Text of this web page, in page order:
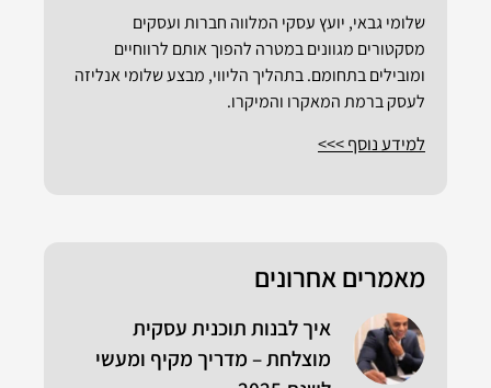
שלומי גבאי, יועץ עסקי המלווה חברות ועסקים
מסקטורים מגוונים במטרה להפוך אותם לרווחיים
ומובילים בתחומם. בתהליך הליווי, מבצע שלומי אנליזה
לעסק ברמת המאקרו והמיקרו.
למידע נוסף >>>
מאמרים אחרונים
איך לבנות תוכנית עסקית
מוצלחת – מדריך מקיף ומעשי